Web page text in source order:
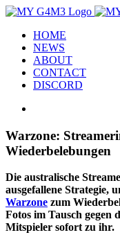
Zum
springenHOME
NEWS
ABOUT
CONTACT
DISCORD
Bild
Warzone:
Wiederbelebungen
Die australische
ausgefallene Strategie,
Warzone zum
Fotos im Tausch gegen
Mitspieler sofort zu ihr.